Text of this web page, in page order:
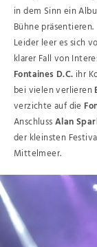
in dem Sinn ein
Bühne präsentieren.
Leider leer es sich
klarer Fall von
Fontaines D.C. ihr
bei vielen verlieren
verzichte auf die
AnschlussAlan
der kleinsten
Mittelmeer.